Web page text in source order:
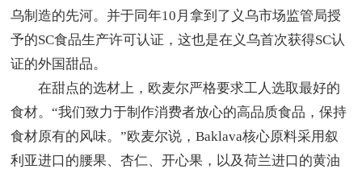
乌制造的先河。并于同年10月拿到了义乌市场监管局授
予的SC食品生产许可认证，这也是在义乌首次获得SC认
证的外国甜品。
在甜点的选材上，欧麦尔严格要求工人选取最好的
食材。“我们致力于制作消费者放心的高品质食品，保持
食材原有的风味。”欧麦尔说，Baklava核心原料采用叙
利亚进口的腰果、杏仁、开心果，以及荷兰进口的黄油